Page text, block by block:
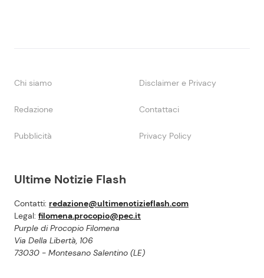
Ultime Notizie Flash
Contatti: redazione@ultimenotizieflash.com
Legal: filomena.procopio@pec.it
Purple di Procopio Filomena
Via Della Libertà, 106
73030 - Montesano Salentino (LE)
Chi siamo Disclaimer e Privacy
Redazione Contattaci
Pubblicità Privacy Policy